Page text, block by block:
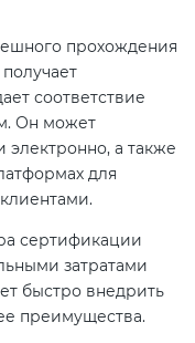
прохождения
соответствие
Он может
а также
для
сертификации
затратами
быстро внедрить
преимущества.